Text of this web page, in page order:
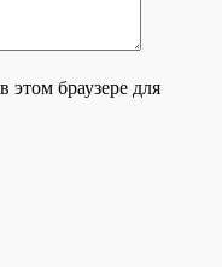
этом браузере для